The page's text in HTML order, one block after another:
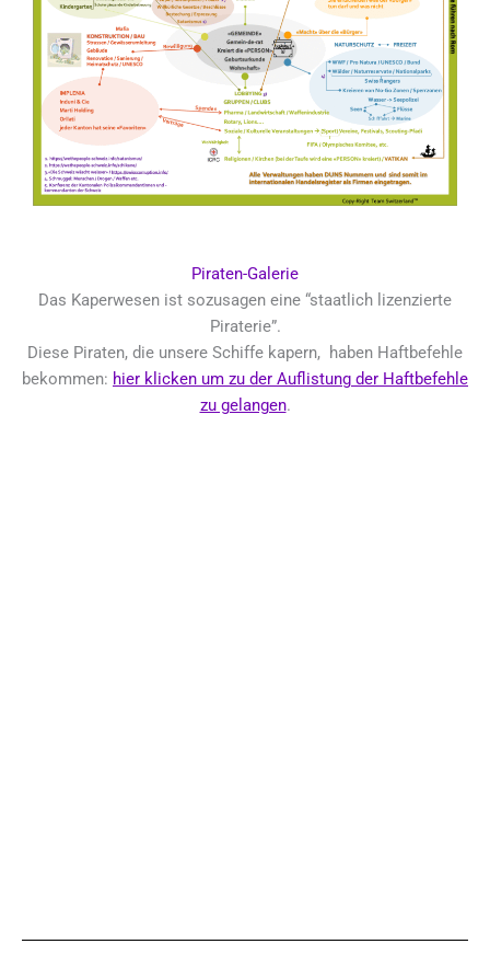
Piraten-Galerie
Das Kaperwesen ist sozusagen eine “staatlich lizenzierte
Piraterie”.
Diese Piraten, die unsere Schiffe kapern, haben Haftbefehle
bekommen: hier klicken um zu der Auflistung der Haftbefehle
zu gelangen.